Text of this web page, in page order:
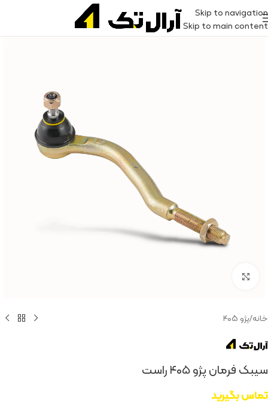
Skip to navigation
Skip to main content
خانه/پژو ۴۰۵
سیبک فرمان پژو ۴۰۵ راست
تماس بگیرید